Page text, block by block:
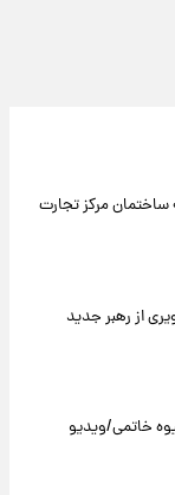
ساختمان مرکز تجارت
از رهبر جدید
خاتمی/ویدیو